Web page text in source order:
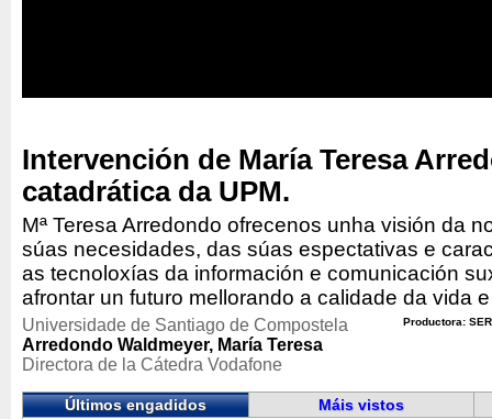
Intervención de María Teresa
catadrática da UPM.
Mª Teresa Arredondo ofrecenos unha visión da
súas necesidades, das súas espectativas e
as tecnoloxías da información e comunicación
afrontar un futuro mellorando a calidade da vida
Productora:
Universidade de Santiago de Compostela
Arredondo Waldmeyer, María Teresa
Directora de la Cátedra Vodafone
Últimos engadidos Máis vistos